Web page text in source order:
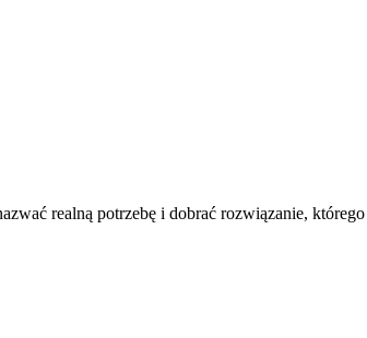
realną potrzebę i dobrać rozwiązanie,